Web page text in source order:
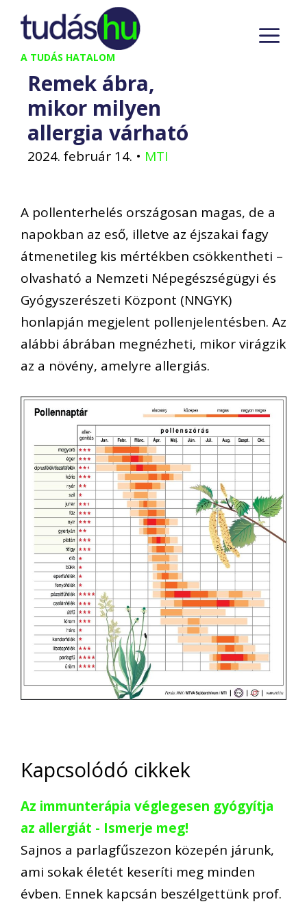
Kilépés
tartalomba
A TUDÁS HATALOM
Remek ábra,
mikor milyen
allergia várható
2024. február 14. • MTI
A pollenterhelés országosan magas, de a
napokban az eső, illetve az éjszakai fagy
átmenetileg kis mértékben csökkentheti –
olvasható a Nemzeti Népegészségügyi és
Gyógyszerészeti Központ (NNGYK)
honlapján megjelent pollenjelentésben. Az
alábbi ábrában megnézheti, mikor virágzik
az a növény, amelyre allergiás.
Kapcsolódó cikkek
Az immunterápia véglegesen gyógyítja
az allergiát - Ismerje meg!
Sajnos a parlagfűszezon közepén járunk,
ami sokak életét keseríti meg minden
évben. Ennek kapcsán beszélgettünk prof.